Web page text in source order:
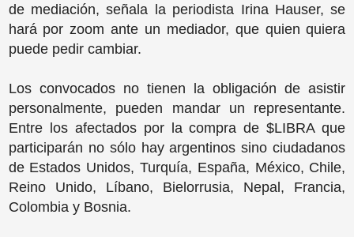
de mediación, señala la periodista Irina Hauser, se
hará por zoom ante un mediador, que quien quiera
puede pedir cambiar.
Los convocados no tienen la obligación de asistir
personalmente, pueden mandar un representante.
Entre los afectados por la compra de $LIBRA que
participarán no sólo hay argentinos sino ciudadanos
de Estados Unidos, Turquía, España, México, Chile,
Reino Unido, Líbano, Bielorrusia, Nepal, Francia,
Colombia y Bosnia.